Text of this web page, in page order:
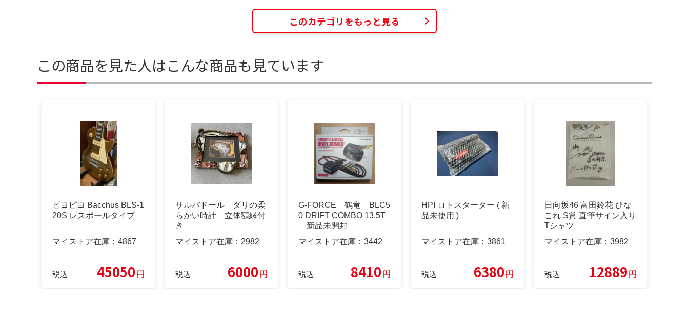
このカテゴリをもっと見る
この商品を見た人はこんな商品も見ています
ピヨピヨ Bacchus BLS-1
20S レスポールタイプ
マイストア在庫： 4867
税込 45050円
サルバドール ダリの柔
らかい時計 立体額縁付
き
マイストア在庫： 2982
税込 6000円
G-FORCE 鶴竜 BLC5
0 DRIFT COMBO 13.5T
新品未開封
マイストア在庫： 3442
税込 8410円
HPI ロトスターター ( 新
品未使用 )
マイストア在庫： 3861
税込 6380円
日向坂46 富田鈴花 ひな
これ S賞 直筆サイン入り
Tシャツ
マイストア在庫： 3982
税込 12889円